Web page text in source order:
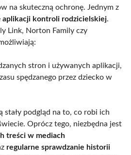
na skuteczną ochronę. Jednym z
aplikacji kontroli rodzicielskiej.
Link, Norton Family czy
stron i używanych aplikacji,
spędzanego przez dziecko w
stały podgląd na to, co robi ich
Oprócz tego, niezbędna jest
treści w mediach
regularne sprawdzanie historii